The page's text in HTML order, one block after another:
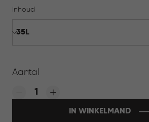
Inhoud
Aantal
Quantity:
IN WINKELMAND